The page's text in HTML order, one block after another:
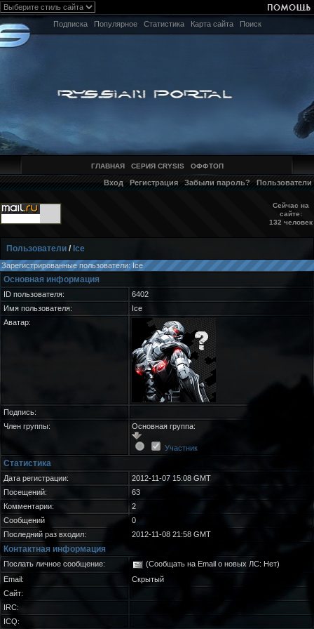
Подписка Популярное Статистика Карта сайта Поиск
ГЛАВНАЯ СЕРИЯ CRYSIS ОФФТОП
Вход Регистрация Забыли пароль? Пользователи
Сейчас на
сайте:
132 человек
Пользователи / Ice
Зарегистрированные пользователи: Ice
Основная информация
ID пользователя:
6402
Имя пользователя:
Ice
Аватар:
Подпись:
Член группы:
Основная группа:
Участник
Статистика
Дата регистрации:
2012-11-07 15:08 GMT
Посещений:
63
Комментарии:
2
Сообщений
0
Последний раз входил:
2012-11-08 21:58 GMT
Контактная информация
Послать личное сообщение:
(Сообщать на Email о новых ЛС: Нет)
Email:
Скрытый
Сайт:
IRC:
ICQ: